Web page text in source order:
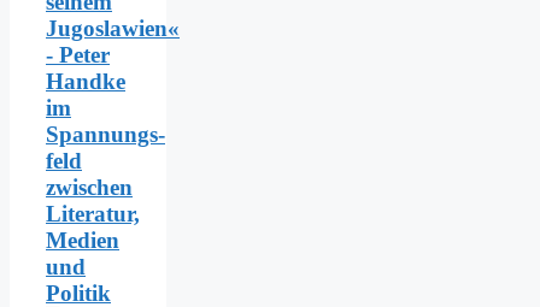
Jugoslawien«
- Peter
Handke
im
Spannungs­
feld
zwischen
Literatur,
Medien
und
Politik